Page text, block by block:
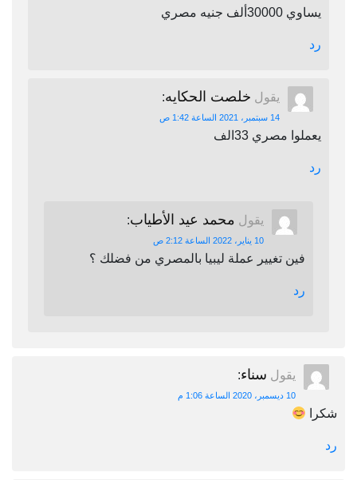
يساوي 30000ألف جنيه مصري
رد
يقول خلصت الحكايه:
14 سبتمبر، 2021 الساعة 1:42 ص
يعملوا مصري 33الف
رد
يقول محمد عيد الأطياب:
10 يناير، 2022 الساعة 2:12 ص
فين تغيير عملة ليبيا بالمصري من فضلك ؟
رد
يقول سناء:
10 ديسمبر، 2020 الساعة 1:06 م
شكرا
رد